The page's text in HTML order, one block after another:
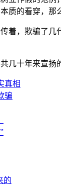
质的看穿，那
着，欺骗了几
几十年来宣
真相
骗
的